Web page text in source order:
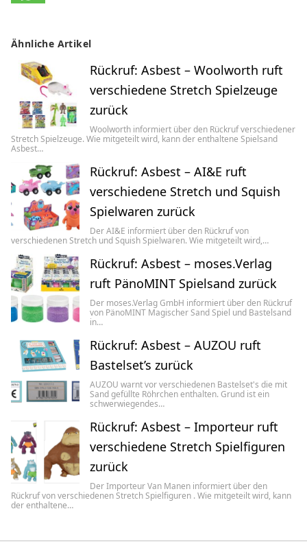
Ähnliche Artikel
Rückruf: Asbest – Woolworth ruft
verschiedene Stretch Spielzeuge
zurück
Woolworth informiert über den Rückruf verschiedener
Stretch Spielzeuge. Wie mitgeteilt wird, kann der enthaltene Spielsand
Asbest…
Rückruf: Asbest – AI&E ruft
verschiedene Stretch und Squish
Spielwaren zurück
Der AI&E informiert über den Rückruf von
verschiedenen Stretch und Squish Spielwaren. Wie mitgeteilt wird,…
Rückruf: Asbest – moses.Verlag
ruft PänoMINT Spielsand zurück
Der moses.Verlag GmbH informiert über den Rückruf
von PänoMINT Magischer Sand Spiel und Bastelsand
in…
Rückruf: Asbest – AUZOU ruft
Bastelset’s zurück
AUZOU warnt vor verschiedenen Bastelset's die mit
Sand gefüllte Röhrchen enthalten. Grund ist ein
schwerwiegendes…
Rückruf: Asbest – Importeur ruft
verschiedene Stretch Spielfiguren
zurück
Der Importeur Van Manen informiert über den
Rückruf von verschiedenen Stretch Spielfiguren . Wie mitgeteilt wird, kann
der enthaltene…